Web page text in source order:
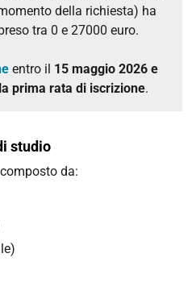
della richiesta) ha
tra 0 e 27000 euro.
entro il 15 maggio 2026 e
prima rata di iscrizione.
studio
da: